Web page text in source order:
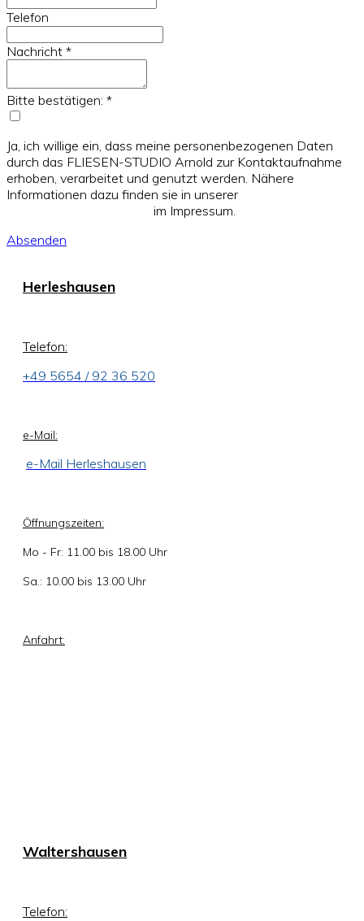
Telefon
Nachricht *
Bitte bestätigen: *
Ja, ich willige ein, dass meine personenbezogenen Daten
durch das FLIESEN-STUDIO Arnold zur Kontaktaufnahme
erhoben, verarbeitet und genutzt werden. Nähere
Informationen dazu finden sie in unserer
im Impressum.
Absenden
Herleshausen
Telefon:
+49 5654 / 92 36 520
e-Mail:
e-Mail Herleshausen
Öffnungszeiten:
Mo - Fr: 11.00 bis 18.00 Uhr
Sa.: 10.00 bis 13.00 Uhr
Anfahrt:
Waltershausen
Telefon: